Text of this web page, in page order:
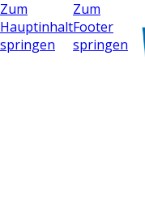
Zum
Hauptinhalt
springen
Zum
Footer
springen